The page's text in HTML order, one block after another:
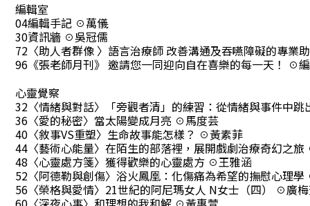
編輯室
04編輯手記 ☉萬儀
30資訊牆 ☉吳冠儒
72〈助人者群像 〉語言治療師 改善溝通及吞嚥障礙的專業
96《張老師月刊》 邀請您一同迎向自在喜樂的每一天！ ☉
心靈覺察
32〈情緒與對話〉「旁觀者清」的練習：從情緒與事件中
36〈愛的秘密〉當太陽變成月亮 ☉馬度芸
40〈敘事VS重塑〉生命故事能怎樣？ ☉黃素菲
44〈藝術心能量〉在陌生的部落裡，展開戲劇治療奇幻之
48〈心靈處方箋〉獲得歡樂的心靈處方 ☉王雅涵
52〈阿德勒與創傷〉浴火鳳凰：化傷痛為希望的撫慰心理
56〈榮格與愛情〉21世紀的阿尼瑪女人 N女士（四） ☉廣